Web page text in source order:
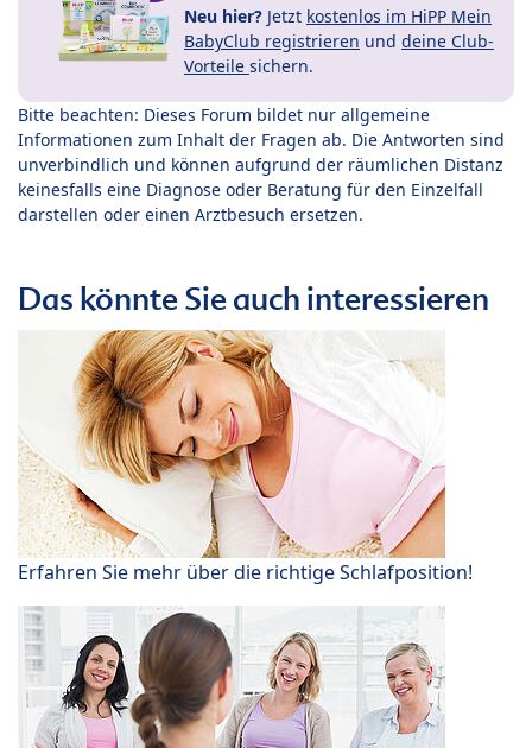
Neu hier? Jetzt kostenlos im HiPP Mein
BabyClub registrieren und deine Club-
Vorteile sichern.
Bitte beachten: Dieses Forum bildet nur allgemeine
Informationen zum Inhalt der Fragen ab. Die Antworten sind
unverbindlich und können aufgrund der räumlichen Distanz
keinesfalls eine Diagnose oder Beratung für den Einzelfall
darstellen oder einen Arztbesuch ersetzen.
Das könnte Sie auch interessieren
Erfahren Sie mehr über die richtige Schlafposition!